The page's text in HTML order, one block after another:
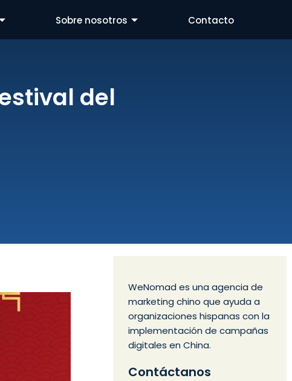
Sobre nosotros Contacto
del
WeNomad es una agencia de
marketing chino que ayuda a
organizaciones hispanas con la
implementación de campañas
digitales en China.
Contáctanos